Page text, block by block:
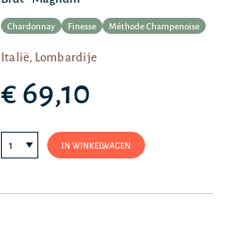
Chardonnay Finesse Méthode Champenoise
Italië, Lombardije
€ 69,10
IN WINKELWAGEN